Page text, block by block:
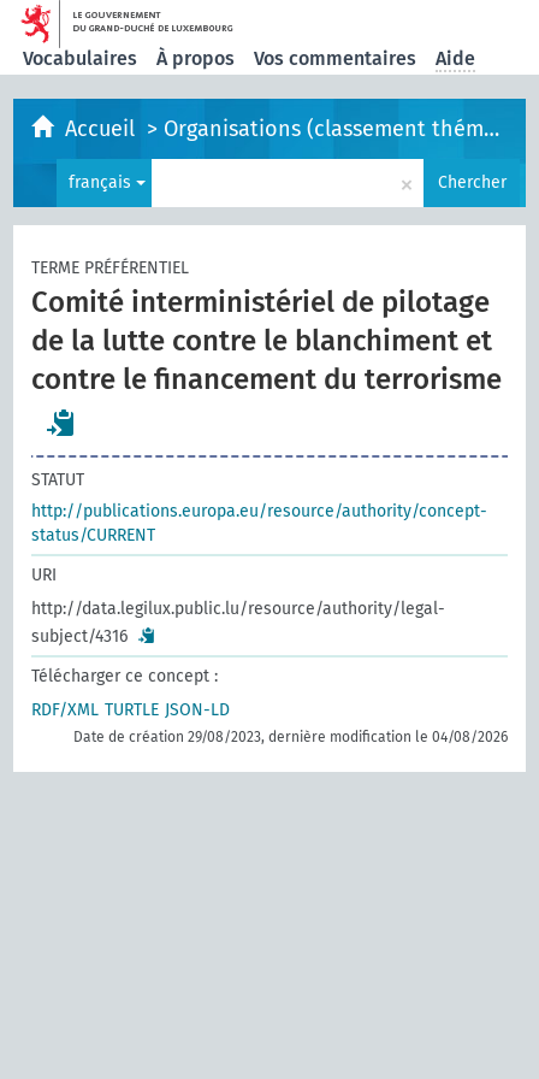
Vocabulaires À propos Vos commentaires Aide
Accueil > Organisations (classement thématique)
français × Chercher
TERME PRÉFÉRENTIEL
Comité interministériel de pilotage
de la lutte contre le blanchiment et
contre le financement du terrorisme
STATUT
http://publications.europa.eu/resource/authority/concept-
status/CURRENT
URI
http://data.legilux.public.lu/resource/authority/legal-
subject/4316
Télécharger ce concept :
RDF/XML TURTLE JSON-LD
Date de création 29/08/2023, dernière modification le 04/08/2026